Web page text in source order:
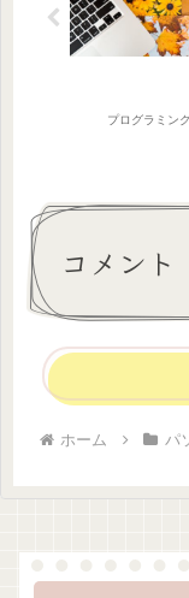
プログラミン
コメント
ホーム パ